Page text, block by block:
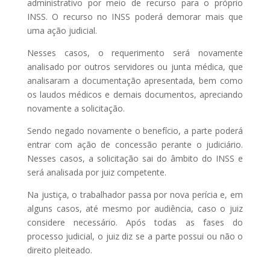
administrativo por meio de recurso para o próprio
INSS. O recurso no INSS poderá demorar mais que
uma ação judicial.
Nesses casos, o requerimento será novamente
analisado por outros servidores ou junta médica, que
analisaram a documentação apresentada, bem como
os laudos médicos e demais documentos, apreciando
novamente a solicitação.
Sendo negado novamente o benefício, a parte poderá
entrar com ação de concessão perante o judiciário.
Nesses casos, a solicitação sai do âmbito do INSS e
será analisada por juiz competente.
Na justiça, o trabalhador passa por nova perícia e, em
alguns casos, até mesmo por audiência, caso o juiz
considere necessário. Após todas as fases do
processo judicial, o juiz diz se a parte possui ou não o
direito pleiteado.